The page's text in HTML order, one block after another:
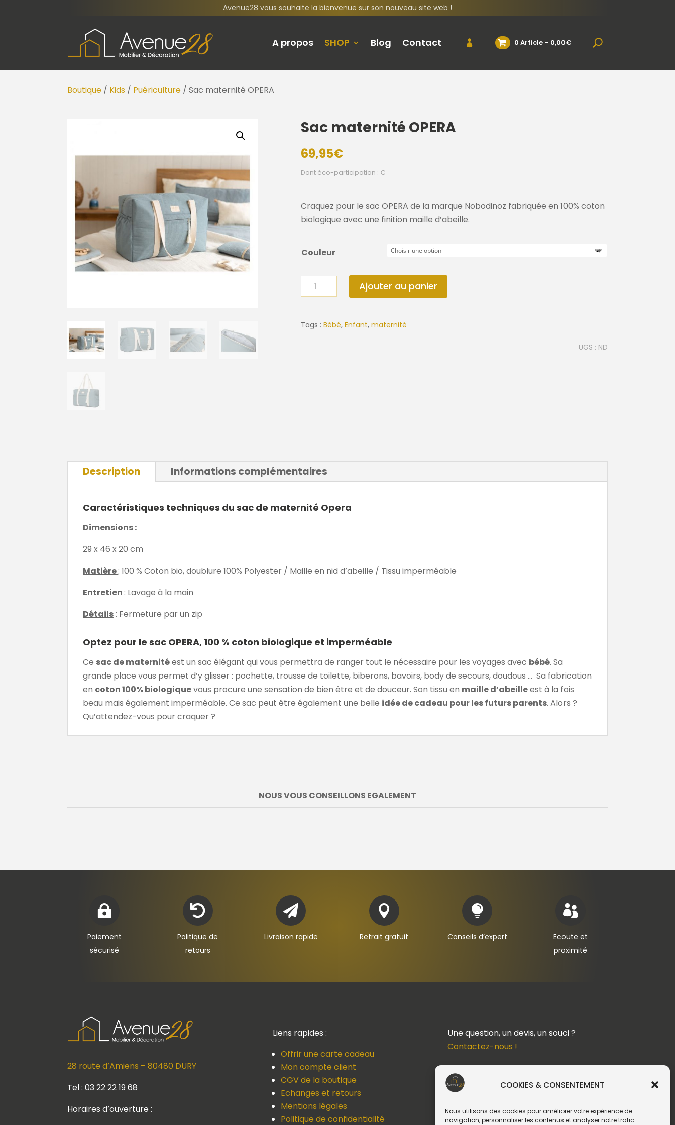
COOKIES & CONSENTEMENT
Nous utilisons des cookies pour améliorer votre expérience de
navigation, personnaliser les contenus et analyser notre trafic.
Avenue28 vous souhaite la bienvenue sur son nouveau site web !
A propos SHOP Blog Contact 0 Article 0,00€
Boutique / Kids / Puériculture / Sac maternité OPERA
Sac maternité OPERA
69,95€
Dont éco-participation : €
Craquez pour le sac OPERA de la marque Nobodinoz fabriquée en 100% coton
biologique avec une finition maille d’abeille.
Couleur
quantité
de
maternité
OPERA
Ajouter au panier
Tags : Bébé, Enfant, maternité
UGS : ND
Description Informations complémentaires
Caractéristiques techniques du sac de maternité Opera
Dimensions:
29 x 46 x 20 cm
Matière: 100 % Coton bio, doublure 100% Polyester / Maille en nid d’abeille / Tissu imperméable
Entretien: Lavage à la main
Détails: Fermeture par un zip
Optez pour le sac OPERA, 100 % coton biologique et imperméable
Ce sac de maternitéest un sac élégant qui vous permettra de ranger tout le nécessaire pour les voyages avec bébé. Sa
grande place vous permet d’y glisser : pochette, trousse de toilette, biberons, bavoirs, body de secours, doudous … Sa fabrication
en coton 100% biologiquevous procure une sensation de bien être et de douceur. Son tissu en maille d’abeilleest à la fois
beau mais également imperméable. Ce sac peut être également une belle idée de cadeau pour les futurs parents. Alors ?
Qu’attendez-vous pour craquer ?
NOUS VOUS CONSEILLONS EGALEMENT

Paiement
sécurisé

Politique de
retours

Livraison rapide

Retrait gratuit

Conseils d’expert

Ecoute et
proximité
28 route d’Amiens – 80480 DURY
Tel : 03 22 22 19 68
Horaires d’ouverture :
Liens rapides :
Offrir une carte cadeau
Mon compte client
CGV de la boutique
Echanges et retours
Mentions légales
Politique de confidentialité
Une question, un devis, un souci ?
Contactez-nous !
Suivez-nous